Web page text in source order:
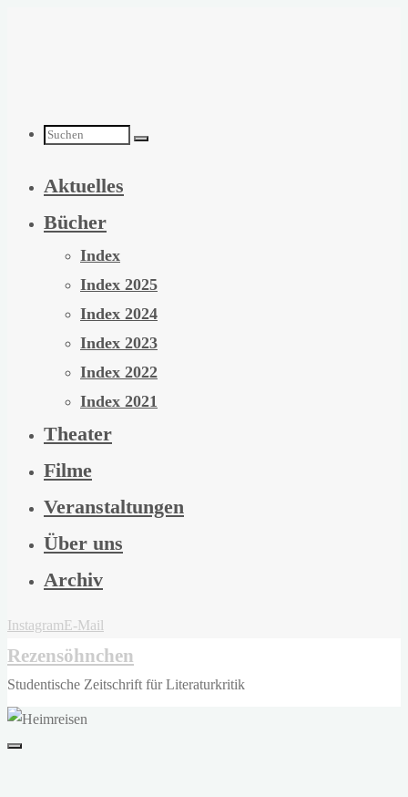
Suchen
nach:
Aktuelles
Bücher
Index
Index 2025
Index 2024
Index 2023
Index 2022
Index 2021
Theater
Filme
Veranstaltungen
Über uns
Archiv
InstagramE-Mail
Rezensöhnchen
Studentische Zeitschrift für Literaturkritik